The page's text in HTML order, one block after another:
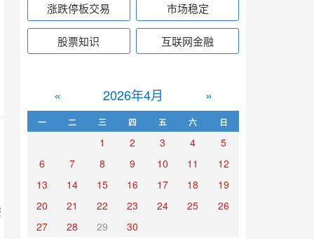
涨跌停板交易 市场稳定
股票知识 互联网金融
« 2026年4月 »
一 二 三 四 五 六 日
1 2 3 4
5
6
7 8 9 10 11
12
13
14 15 16 17 18
19
20
21 22 23 24 25
26
27
28 29 30